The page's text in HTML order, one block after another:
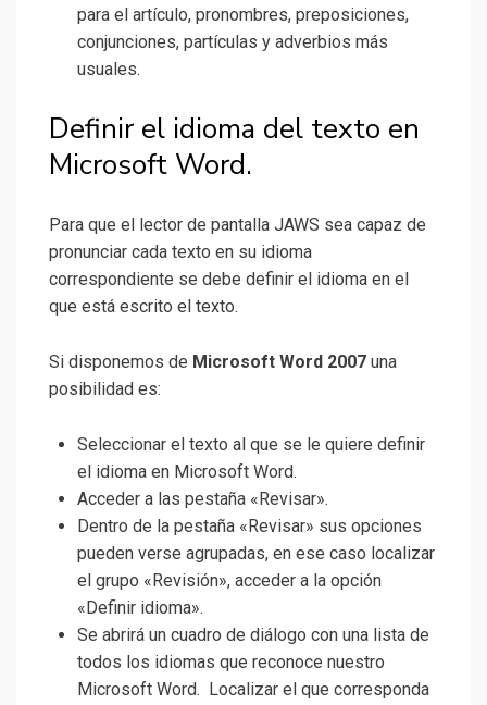
para el artículo, pronombres, preposiciones,
conjunciones, partículas y adverbios más
usuales.
Definir el idioma del texto en
Microsoft Word.
Para que el lector de pantalla JAWS sea capaz de
pronunciar cada texto en su idioma
correspondiente se debe definir el idioma en el
que está escrito el texto.
Si disponemos de Microsoft Word 2007 una
posibilidad es:
Seleccionar el texto al que se le quiere definir
el idioma en Microsoft Word.
Acceder a las pestaña «Revisar».
Dentro de la pestaña «Revisar» sus opciones
pueden verse agrupadas, en ese caso localizar
el grupo «Revisión», acceder a la opción
«Definir idioma».
Se abrirá un cuadro de diálogo con una lista de
todos los idiomas que reconoce nuestro
Microsoft Word. Localizar el que corresponda